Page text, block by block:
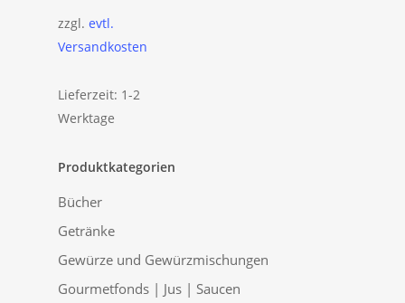
zzgl. evtl.
Versandkosten
Lieferzeit: 1-2
Werktage
Produktkategorien
Bücher
Getränke
Gewürze und Gewürzmischungen
Gourmetfonds | Jus | Saucen